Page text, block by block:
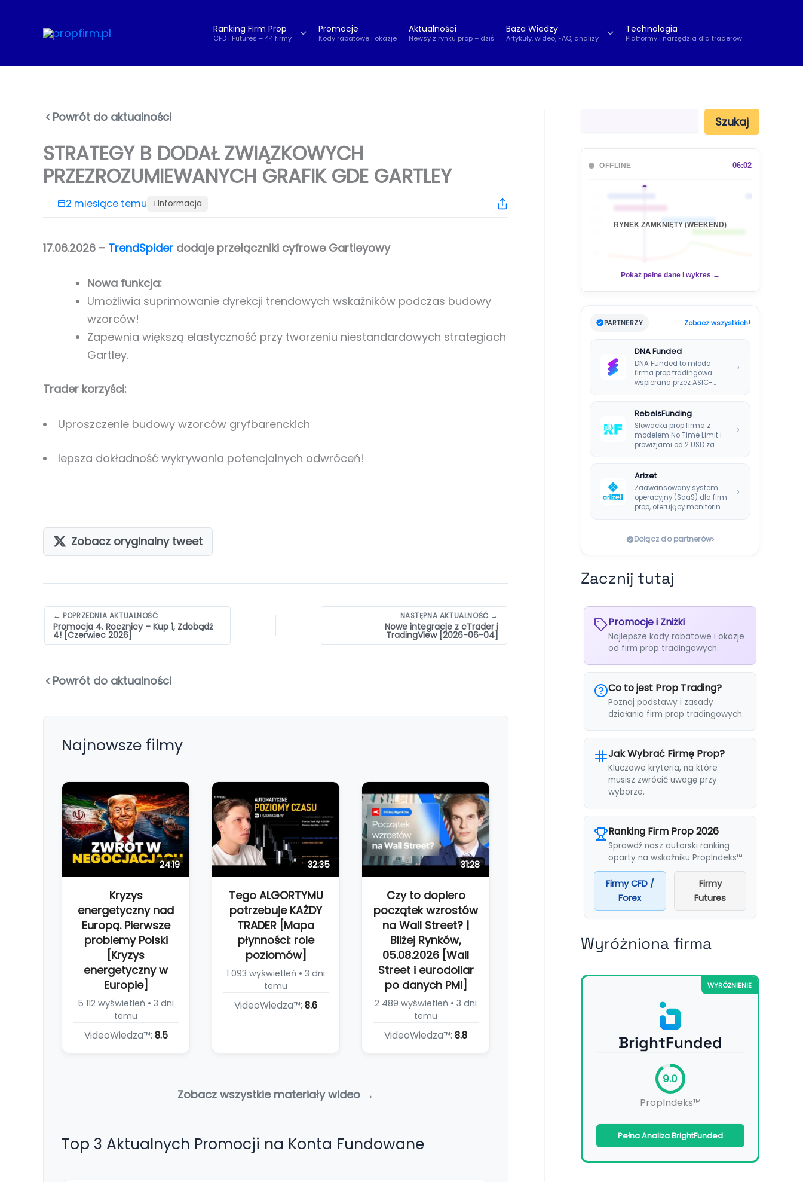
Ranking Firm Prop
CFD i Futures – 44 firmy
Promocje
Kody rabatowe i okazje
Aktualności
Newsy z rynku prop – dziś
Baza Wiedzy
Artykuły, wideo, FAQ, analizy
Technologia
Platformy i narzędzia dla traderów
Powrót do aktualności
STRATEGY B DODAŁ ZWIĄZKOWYCH
PRZEZROZUMIEWANYCH GRAFIK GDE GARTLEY
2 miesiące temu ℹ️ Informacja
17.06.2026 – TrendSpider dodaje przełączniki cyfrowe Gartleyowy
Nowa funkcja:
Umożliwia suprimowanie dyrekcji trendowych wskaźników podczas budowy
wzorców!
Zapewnia większą elastyczność przy tworzeniu niestandardowych strategiach
Gartley.
Trader korzyści:
Uproszczenie budowy wzorców gryfbarenckich
lepsza dokładność wykrywania potencjalnych odwróceń!
Zobacz oryginalny tweet
Nawigacja
wpisów
← POPRZEDNIA AKTUALNOŚĆ
Promocja 4. Rocznicy – Kup 1, Zdobądź
4! [Czerwiec 2026]
NASTĘPNA AKTUALNOŚĆ →
Nowe integracje z cTrader i
TradingView [2026-06-04]
Powrót do aktualności
Najnowsze filmy
24:19
Kryzys
energetyczny nad
Europą. Pierwsze
problemy Polski
[Kryzys
energetyczny w
Europie]
5 112 wyświetleń • 3 dni
temu
VideoWiedza™: 8.5
32:35
Tego ALGORTYMU
potrzebuje KAŻDY
TRADER [Mapa
płynności: role
poziomów]
1 093 wyświetleń • 3 dni
temu
VideoWiedza™: 8.6
31:28
Czy to dopiero
początek wzrostów
na Wall Street? |
Bliżej Rynków,
05.08.2026 [Wall
Street i eurodollar
po danych PMI]
2 489 wyświetleń • 3 dni
temu
VideoWiedza™: 8.8
Zobacz wszystkie materiały wideo →
Top 3 Aktualnych Promocji na Konta Fundowane
Szukaj
OFFLINE 06:02
RYNEK ZAMKNIĘTY (WEEKEND)
Pokaż pełne dane i wykres →
PARTNERZY Zobacz wszystkich›
DNA Funded
DNA Funded to młoda
firma prop tradingowa
wspierana przez ASIC-
DNA Markets. Oferuje…
›
RebelsFunding
Słowacka prop firma z
modelem No Time Limit i
prowizjami od 2 USD za…
›
Arizet
Zaawansowany system
operacyjny (SaaS) dla firm
prop, oferujący monitoring
rzeczywistym i…
›
Dołącz do partnerów›
Zacznij tutaj
Promocje i Zniżki
Najlepsze kody rabatowe i okazje
od firm prop tradingowych.
Co to jest Prop Trading?
Poznaj podstawy i zasady
działania firm prop tradingowych.
Jak Wybrać Firmę Prop?
Kluczowe kryteria, na które
musisz zwrócić uwagę przy
wyborze.
Ranking Firm Prop 2026
Sprawdź nasz autorski ranking
oparty na wskaźniku PropIndeks™.
Firmy CFD /
Forex
Firmy
Futures
Wyróżniona firma
WYRÓŻNIENIE
BrightFunded
9.0
PropIndeks™
Pełna Analiza BrightFunded